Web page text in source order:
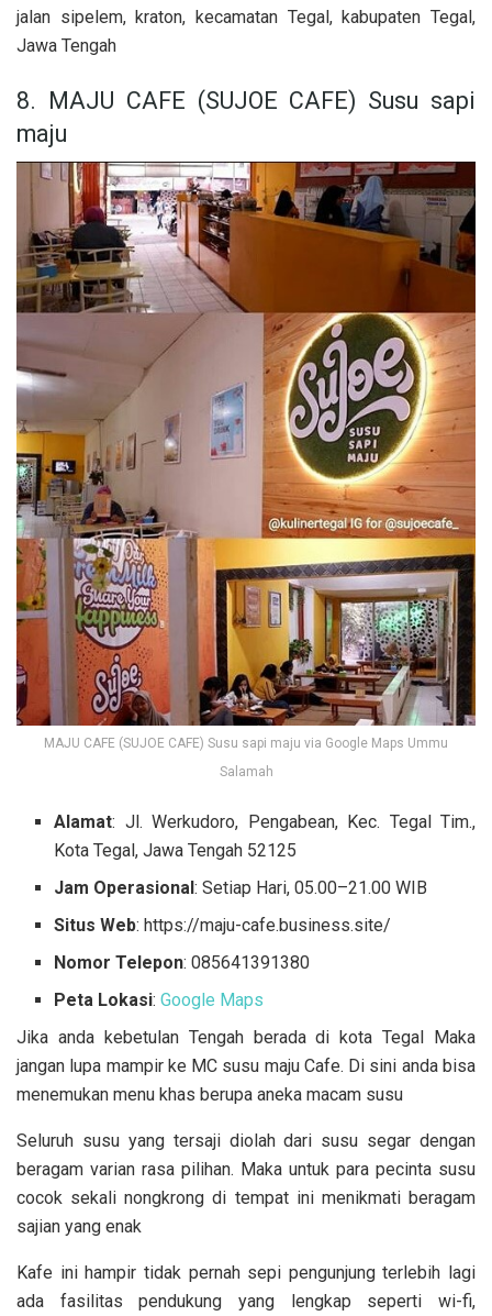
jalan sipelem, kraton, kecamatan Tegal, kabupaten Tegal,
Jawa Tengah
8. MAJU CAFE (SUJOE CAFE) Susu sapi
maju
MAJU CAFE (SUJOE CAFE) Susu sapi maju via Google Maps Ummu
Salamah
Alamat: Jl. Werkudoro, Pengabean, Kec. Tegal Tim.,
Kota Tegal, Jawa Tengah 52125
Jam Operasional: Setiap Hari, 05.00–21.00 WIB
Situs Web: https://maju-cafe.business.site/
Nomor Telepon: 085641391380
Peta Lokasi:Google Maps
Jika anda kebetulan Tengah berada di kota Tegal Maka
jangan lupa mampir ke MC susu maju Cafe. Di sini anda bisa
menemukan menu khas berupa aneka macam susu
Seluruh susu yang tersaji diolah dari susu segar dengan
beragam varian rasa pilihan. Maka untuk para pecinta susu
cocok sekali nongkrong di tempat ini menikmati beragam
sajian yang enak
Kafe ini hampir tidak pernah sepi pengunjung terlebih lagi
ada fasilitas pendukung yang lengkap seperti wi-fi,